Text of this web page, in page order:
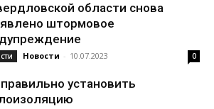
области снова
штормовое
Новости - 10.07.2023 0
установить